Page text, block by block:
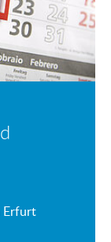
Erfurt